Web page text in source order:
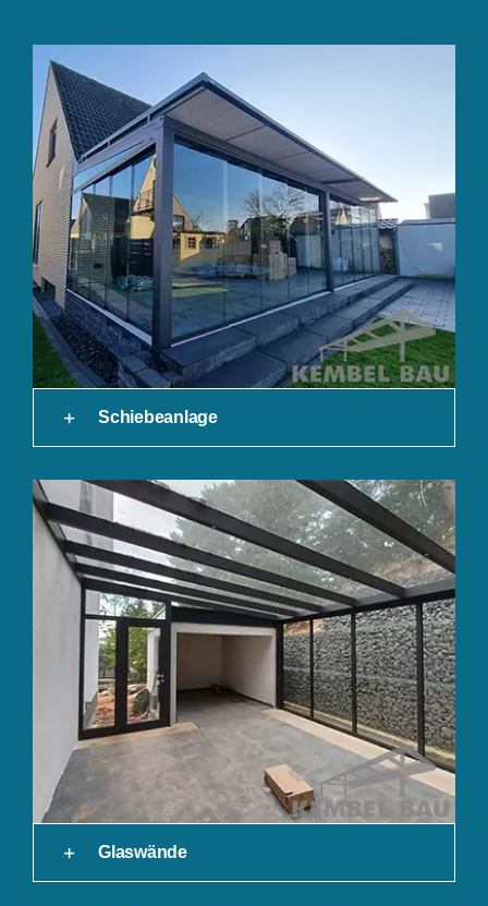
Schiebeanlage
Glaswände